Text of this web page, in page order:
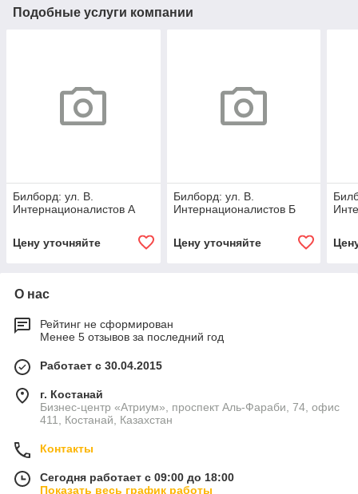
Подобные услуги компании
Билборд: ул. В.
Интернационалистов А
Цену уточняйте
Билборд: ул. В.
Интернационалистов Б
Цену уточняйте
О нас
Рейтинг не сформирован
Менее 5 отзывов за последний год
Работает с 30.04.2015
г. Костанай
Бизнес-центр «Атриум», проспект Аль-Фараби, 74, офис
411, Костанай, Казахстан
Контакты
Сегодня работает с 09:00 до 18:00
Показать весь график работы